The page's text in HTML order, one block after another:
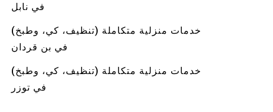
في نابل
خدمات منزلية متكاملة (تنظيف، كي، وطبخ)
في بن قردان
خدمات منزلية متكاملة (تنظيف، كي، وطبخ)
في توزر